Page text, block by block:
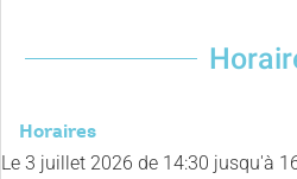
Horaires
Le 3 juillet 2026 de 14:30 jusqu'à